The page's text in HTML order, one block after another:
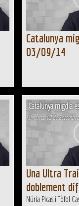
Catalunya
03/09/14
Catalunya migdia
Dimarts, 02 de Setembre
Una Ultra
doblement
Núria Picas i Tòfol